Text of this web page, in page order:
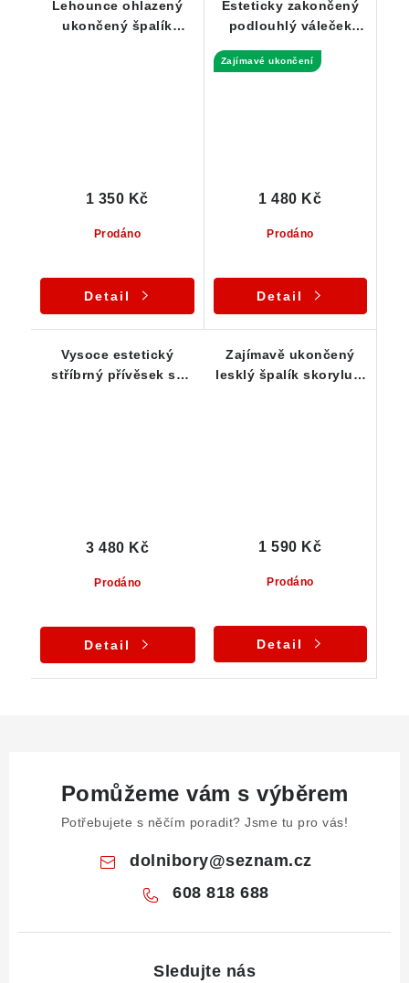
Lehounce ohlazený
ukončený špalík
Prodáno
1 350 Kč
Detail
Esteticky zakončený
podlouhlý váleček
přívěsek
Zajímavé ukončení
Prodáno
1 480 Kč
Detail
Vysoce estetický
stříbrný přívěsek se
Prodáno
3 480 Kč
Detail
Zajímavě ukončený
lesklý špalík skorylu s
Prodáno
1 590 Kč
Detail
Pomůžeme vám s výběrem
Potřebujete s něčím poradit? Jsme tu pro vás!
dolnibory@seznam.cz
608 818 688